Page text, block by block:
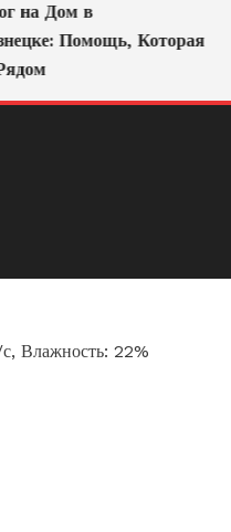
Дом в
Помощь, Которая
Влажность: 22%